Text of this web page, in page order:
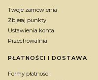
Twoje zamówienia
Zbieraj punkty
Ustawienia konta
Przechowalnia
PŁATNOŚCI I DOSTAWA
Formy płatności